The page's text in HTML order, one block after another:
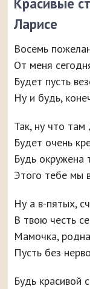
Ларисе
Восемь
От меня
Будет пусть
Ну и будь,
Так, ну что
Будет очень
Будь
Этого тебе мы
Ну а в-пятых,
В твою честь
Мамочка,
Пусть без
Будь красивой